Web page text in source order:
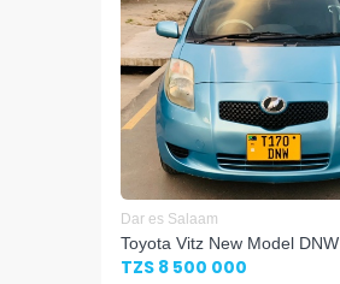
Dar es Salaam
Toyota Vitz New Model DNW
TZS 8 500 000